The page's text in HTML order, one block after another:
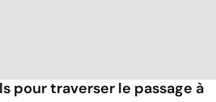
pour traverser le passage à